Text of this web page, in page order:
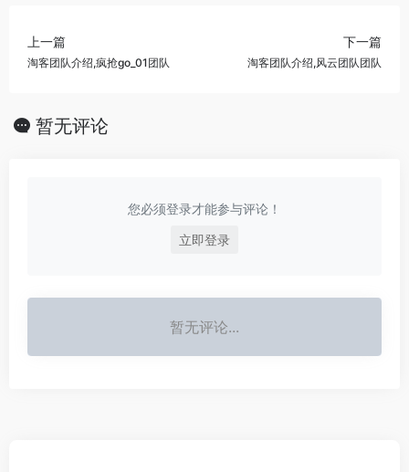
上一篇
淘客团队介绍,疯抢go_01团队
下一篇
淘客团队介绍,风云团队团队
暂无评论
您必须登录才能参与评论！
立即登录
暂无评论...